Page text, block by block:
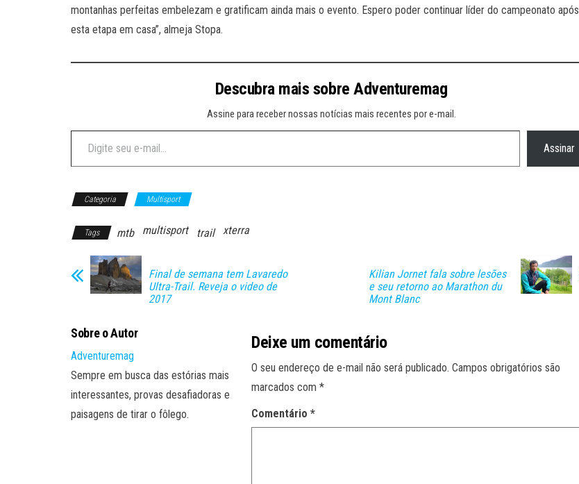
montanhas perfeitas embelezam e gratificam ainda mais o evento. Espero poder continuar líder do campeonato após
esta etapa em casa”, almeja Stopa.
Descubra mais sobre Adventuremag
Assine para receber nossas notícias mais recentes por e-mail.
Digite seu e-mail…
Assinar
Categoria Multisport
Tags mtb multisport trail xterra
Final de semana tem Lavaredo
Ultra-Trail. Reveja o video de
2017
Kilian Jornet fala sobre lesões
e seu retorno ao Marathon du
Mont Blanc
Sobre o Autor
Adventuremag
Sempre em busca das estórias mais
interessantes, provas desafiadoras e
paisagens de tirar o fôlego.
Deixe um comentário
O seu endereço de e-mail não será publicado. Campos obrigatórios são
marcados com *
Comentário *